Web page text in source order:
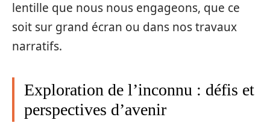
lentille que nous nous engageons, que ce
soit sur grand écran ou dans nos travaux
narratifs.
Exploration de l’inconnu : défis et
perspectives d’avenir